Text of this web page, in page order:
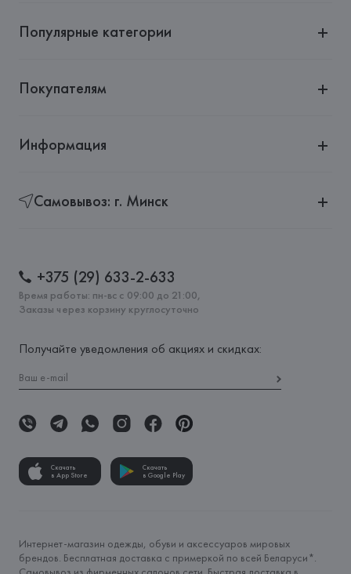
Популярные категории
Покупателям
Информация
Самовывоз: г. Минск
+375 (29) 633-2-633
Время работы: пн-вс с 09:00 до 21:00,
Заказы через корзину круглосуточно
Получайте уведомления об акциях и скидках:
Скачать
в App Store
Скачать
в Google Play
Интернет-магазин одежды, обуви и аксессуаров мировых
брендов. Бесплатная доставка с примеркой по всей Беларуси*.